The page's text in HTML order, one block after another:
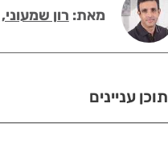
מאת: רון
תוכן עניינים